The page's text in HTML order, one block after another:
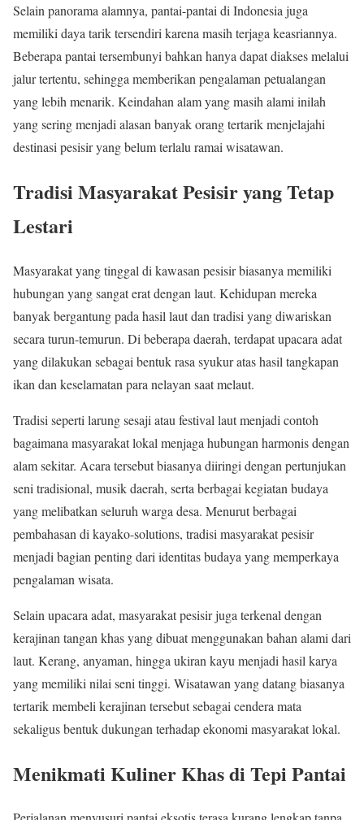
Selain panorama alamnya, pantai-pantai di Indonesia juga
memiliki daya tarik tersendiri karena masih terjaga keasriannya.
Beberapa pantai tersembunyi bahkan hanya dapat diakses melalui
jalur tertentu, sehingga memberikan pengalaman petualangan
yang lebih menarik. Keindahan alam yang masih alami inilah
yang sering menjadi alasan banyak orang tertarik menjelajahi
destinasi pesisir yang belum terlalu ramai wisatawan.
Tradisi Masyarakat Pesisir yang Tetap
Lestari
Masyarakat yang tinggal di kawasan pesisir biasanya memiliki
hubungan yang sangat erat dengan laut. Kehidupan mereka
banyak bergantung pada hasil laut dan tradisi yang diwariskan
secara turun-temurun. Di beberapa daerah, terdapat upacara adat
yang dilakukan sebagai bentuk rasa syukur atas hasil tangkapan
ikan dan keselamatan para nelayan saat melaut.
Tradisi seperti larung sesaji atau festival laut menjadi contoh
bagaimana masyarakat lokal menjaga hubungan harmonis dengan
alam sekitar. Acara tersebut biasanya diiringi dengan pertunjukan
seni tradisional, musik daerah, serta berbagai kegiatan budaya
yang melibatkan seluruh warga desa. Menurut berbagai
pembahasan di kayako-solutions, tradisi masyarakat pesisir
menjadi bagian penting dari identitas budaya yang memperkaya
pengalaman wisata.
Selain upacara adat, masyarakat pesisir juga terkenal dengan
kerajinan tangan khas yang dibuat menggunakan bahan alami dari
laut. Kerang, anyaman, hingga ukiran kayu menjadi hasil karya
yang memiliki nilai seni tinggi. Wisatawan yang datang biasanya
tertarik membeli kerajinan tersebut sebagai cendera mata
sekaligus bentuk dukungan terhadap ekonomi masyarakat lokal.
Menikmati Kuliner Khas di Tepi Pantai